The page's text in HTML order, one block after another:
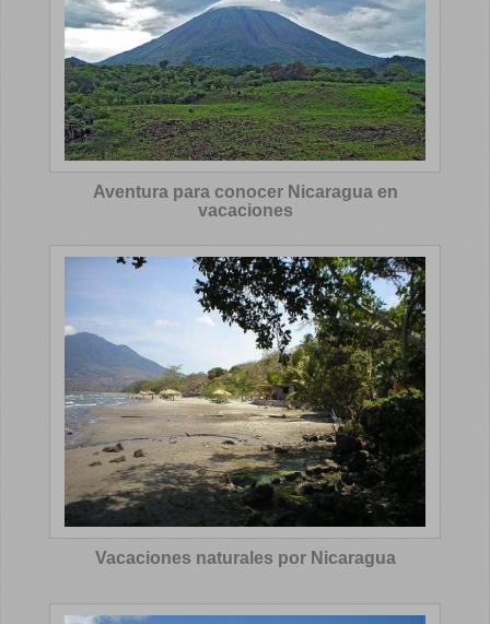
Aventura para conocer Nicaragua en
vacaciones
Vacaciones naturales por Nicaragua